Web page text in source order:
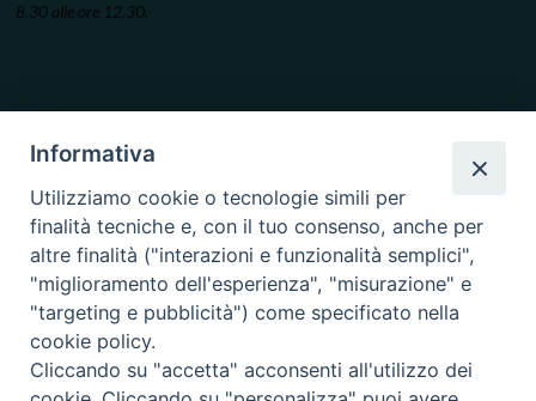
8.30 alle ore 12.30.
Informativa
Utilizziamo cookie o tecnologie simili per
finalità tecniche e, con il tuo consenso, anche per
altre finalità ("interazioni e funzionalità semplici",
"miglioramento dell'esperienza", "misurazione" e
"targeting e pubblicità") come specificato nella
cookie policy.
Cliccando su "accetta" acconsenti all'utilizzo dei